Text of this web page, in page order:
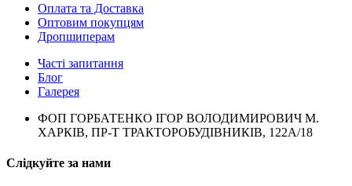
Оплата та Доставка
Оптовим покупцям
Дропшиперам
Часті запитання
Блог
Галерея
ФОП ГОРБАТЕНКО ІГОР ВОЛОДИМИРОВИЧ М.
ХАРКІВ, ПР-Т ТРАКТОРОБУДІВНИКІВ, 122А/18
Слідкуйте за нами